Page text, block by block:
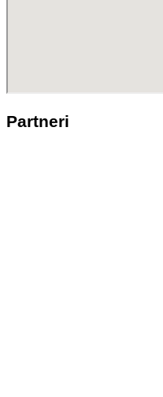
Partneri